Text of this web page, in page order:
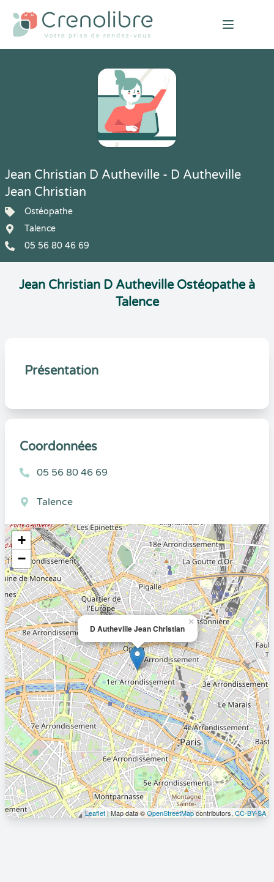
Open
Jean Christian D Autheville - D Autheville
Jean Christian
Ostéopathe
Talence
05 56 80 46 69
Jean Christian D Autheville Ostéopathe à
Talence
Présentation
Coordonnées
05 56 80 46 69
Talence
D Autheville Jean Christian
×
+
−
Leaflet| Map data ©OpenStreetMapcontributors, CC-BY-SA